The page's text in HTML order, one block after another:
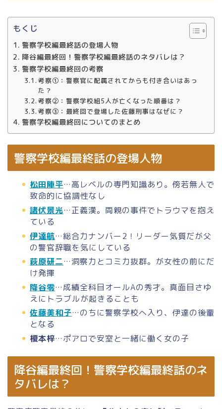
もくじ
警察学校編最終話の登場人物
降谷編最終回！警察学校編最終話のネタバレは？
警察学校編最終回の考察
考察①：警察官に配属されてからも付き合いはあっ
た？
考察②：警察学校組5人が亡くなった順番は？
考察③：最終回で登場した佐藤刑事はなぜに？
警察学校編最終回についてのまとめ
警察学校編最終話の登場人物
松田陣平…高レベルの専門知識あり。傍若無人で
致命的に協調性なし
諸伏景光…正義漢。両親の事件でトラウマを抱え
ている
伊達航…総合力ナンバー2！リーダー気質だが父
の警官辞職を気にしている
萩原研二…洞察力とコミ力抜群。が女性の前にだ
け発揮
降谷零…成績全科目オールAの秀才。真面目さゆ
えにトラブルが起きることも
佐藤美和子…のちに警察学校へ入り、伊達の後輩
となる
榎本梓…ポアロで安室と一緒に働く女の子
降谷編最終回！警察学校編最終話のネ
タバレは？